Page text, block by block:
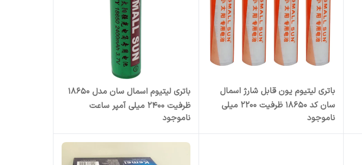
باتری لیتیوم یون قابل شارژ اسمال
سان کد 18650 ظرفیت 2200 میلی
آمپرساعت بسته 4 عددی
ناموجود
باتری لیتیوم اسمال سان مدل 18650
ظرفیت 2400 میلی آمپر ساعت
ناموجود